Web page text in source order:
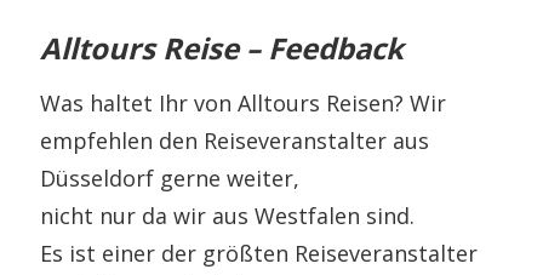
Alltours Reise – Feedback
Was haltet Ihr von Alltours Reisen? Wir
empfehlen den Reiseveranstalter aus
Düsseldorf gerne weiter,
nicht nur da wir aus Westfalen sind.
Es ist einer der größten Reiseveranstalter